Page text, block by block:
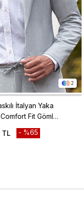
2
İtalyan Yaka
Fit Gömlek
TL %65